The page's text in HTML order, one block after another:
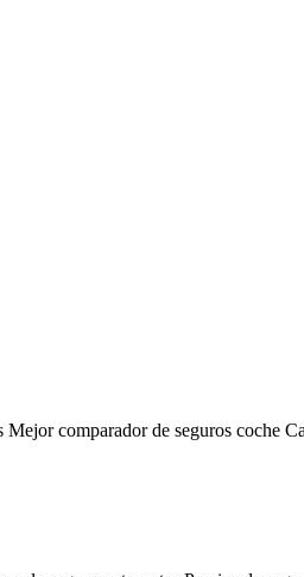
comparador de seguros coche